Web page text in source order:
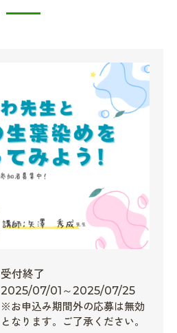
受付終了
2025/07/01～2025/07/25
※お申込み期間外の応募は無効
となります。ご了承ください。